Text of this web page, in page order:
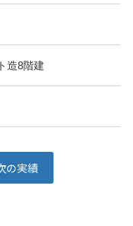
造8階建
の実績